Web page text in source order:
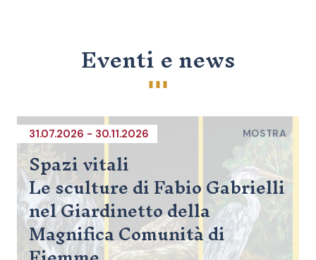
Eventi e news
31.07.2026 - 30.11.2026 MOSTRA
Spazi vitali
Le sculture di Fabio Gabrielli
nel Giardinetto della
Magnifica Comunità di
Fiemme